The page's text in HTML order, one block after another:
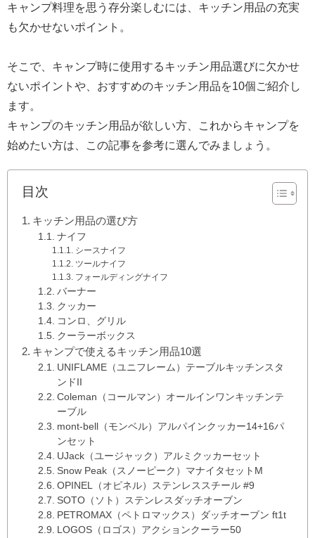
キャンプ料理を思う存分楽しむには、キッチン用品の充実
も欠かせないポイント。
そこで、キャンプ時に使用するキッチン用品選びに欠かせ
ないポイントや、おすすめのキッチン用品を10個ご紹介し
ます。
キャンプのキッチン用品が欲しい方、これからキャンプを
始めたい方は、この記事を参考に選んでみましょう。
目次
キッチン用品の選び方
ナイフ
シースナイフ
ツールナイフ
フォールディングナイフ
バーナー
クッカー
コンロ、グリル
クーラーボックス
キャンプで使えるキッチン用品10選
UNIFLAME（ユニフレーム）テーブルキッチンスタ
ンドII
Coleman（コールマン）オールインワンキッチンテ
ーブル
mont-bell（モンベル）アルパインクッカー14+16パ
ンセット
UJack（ユージャック）アルミクッカーセット
Snow Peak（スノーピーク）マナイタセットM
OPINEL（オピネル）ステンレススチール #9
SOTO（ソト）ステンレスダッチオーブン
PETROMAX（ペトロマックス）ダッチオーブン ft1t
LOGOS（ロゴス）アクションクーラー50